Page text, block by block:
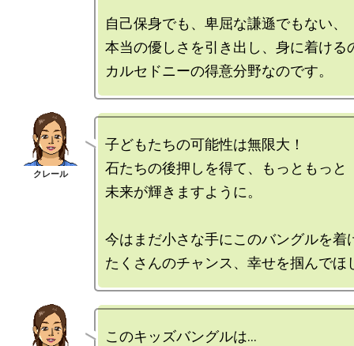
自己保身でも、卑屈な謙遜でもない、
本当の優しさを引き出し、身に着ける
子どもたちの可能性は無限大！
石たちの後押しを得て、もっともっと
未来が輝きますように。
今はまだ小さな手にこのバングルを着
このキッズバングルは…